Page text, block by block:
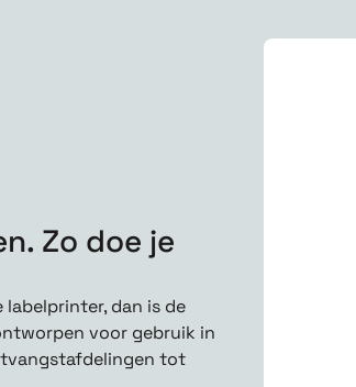
Zo doe je
dan is de
voor gebruik in
tot